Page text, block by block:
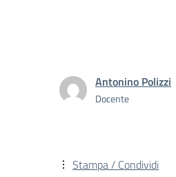
Antonino Polizzi
Docente
Stampa / Condividi